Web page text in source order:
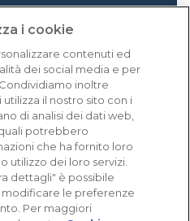
i cookie
contenuti ed
dei social media e per
inoltre
il nostro sito con i
di analisi dei dati web,
potrebbero
che ha fornito loro
utilizzo dei loro servizi.
dettagli" è possibile
le preferenze
Per maggiori